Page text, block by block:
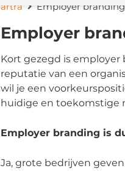
artra
Employer branding
Employer
Kort gezegd is
reputatie van een
wil je een
huidige en toekomstige
Employer branding is
Ja, grote bedrijven